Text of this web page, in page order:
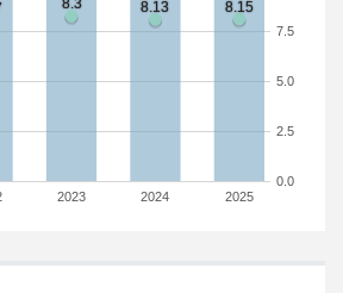
2023 2024 2025
0.0
2.5
5.0
7.5